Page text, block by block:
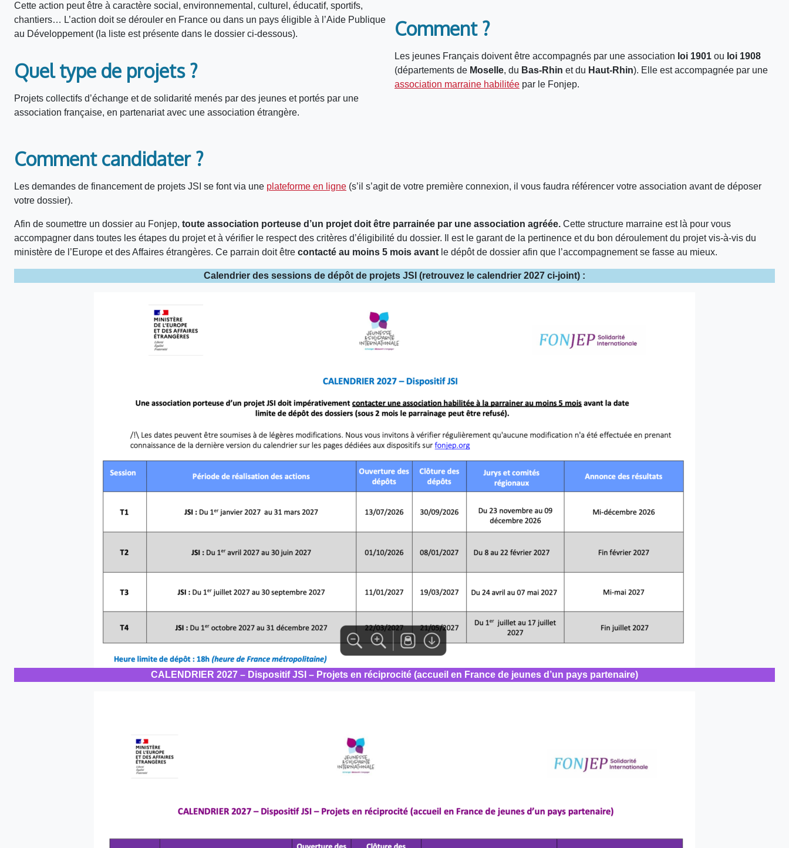
Cette action peut être à caractère social, environnemental, culturel, éducatif, sportifs,
chantiers… L’action doit se dérouler en France ou dans un pays éligible à l’Aide Publique
au Développement (la liste est présente dans le dossier ci-dessous).
Quel type de projets ?
Projets collectifs d’échange et de solidarité menés par des jeunes et portés par une
association française, en partenariat avec une association étrangère.
Comment ?
Les jeunes Français doivent être accompagnés par une association loi 1901 ou loi 1908
(départements de Moselle, du Bas-Rhin et du Haut-Rhin). Elle est accompagnée par une
association marraine habilitée par le Fonjep.
Comment candidater ?
Les demandes de financement de projets JSI se font via une plateforme en ligne (s’il s’agit de votre première connexion, il vous faudra référencer votre association avant de déposer
votre dossier).
Afin de soumettre un dossier au Fonjep, toute association porteuse d’un projet doit être parrainée par une association agréée. Cette structure marraine est là pour vous
accompagner dans toutes les étapes du projet et à vérifier le respect des critères d’éligibilité du dossier. Il est le garant de la pertinence et du bon déroulement du projet vis-à-vis du
ministère de l’Europe et des Affaires étrangères. Ce parrain doit être contacté au moins 5 mois avant le dépôt de dossier afin que l’accompagnement se fasse au mieux.
Calendrier des sessions de dépôt de projets JSI (retrouvez le calendrier 2027 ci-joint) :
CALENDRIER 2027 – Dispositif JSI – Projets en réciprocité (accueil en France de jeunes d’un pays partenaire)